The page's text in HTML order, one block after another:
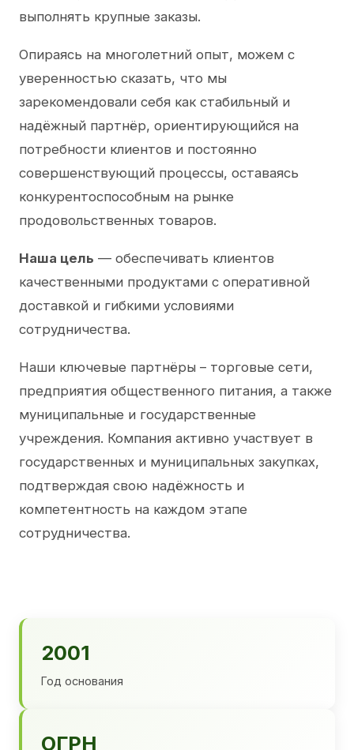
выполнять крупные заказы.
Опираясь на многолетний опыт, можем с
уверенностью сказать, что мы
зарекомендовали себя как стабильный и
надёжный партнёр, ориентирующийся на
потребности клиентов и постоянно
совершенствующий процессы, оставаясь
конкурентоспособным на рынке
продовольственных товаров.
Наша цель — обеспечивать клиентов
качественными продуктами с оперативной
доставкой и гибкими условиями
сотрудничества.
Наши ключевые партнёры – торговые сети,
предприятия общественного питания, а также
муниципальные и государственные
учреждения. Компания активно участвует в
государственных и муниципальных закупках,
подтверждая свою надёжность и
компетентность на каждом этапе
сотрудничества.
2001
Год основания
ОГРН